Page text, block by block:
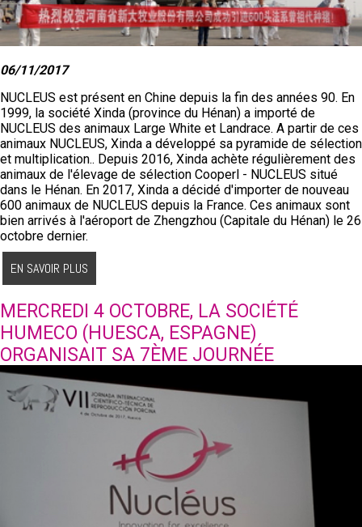
Vous devez accepter les Cookies
'Youtube' pour utiliser cette
fonctionnalité.
ACCEPTER
06/11/2017
NUCLEUS est présent en Chine depuis la fin des années 90. En
1999, la société Xinda (province du Hénan) a importé de
NUCLEUS des animaux Large White et Landrace. A partir de ces
animaux NUCLEUS, Xinda a développé sa pyramide de sélection
et multiplication.. Depuis 2016, Xinda achète régulièrement des
animaux de l'élevage de sélection Cooperl - NUCLEUS situé
dans le Hénan. En 2017, Xinda a décidé d'importer de nouveau
600 animaux de NUCLEUS depuis la France. Ces animaux sont
bien arrivés à l'aéroport de Zhengzhou (Capitale du Hénan) le 26
octobre dernier.
EN SAVOIR PLUS
MERCREDI 4 OCTOBRE, LA SOCIÉTÉ
HUMECO (HUESCA, ESPAGNE)
ORGANISAIT SA 7ÈME JOURNÉE
INTERNATIONALE DE REPRODUCTION
PORCINE